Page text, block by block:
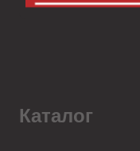
Каталог